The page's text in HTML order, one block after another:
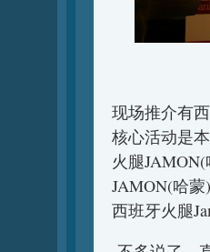
现场推介有
核心活动是
火腿
JAMON(哈
西班牙火腿